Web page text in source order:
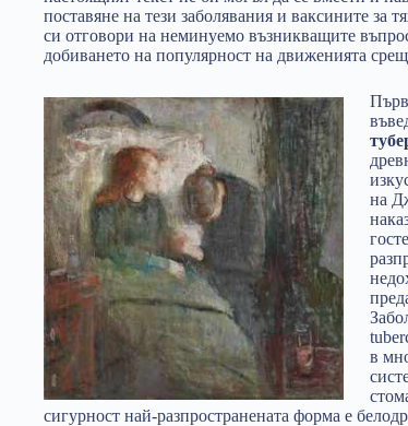
поставяне на тези заболявания и ваксините за
си отговори на неминуемо възникващите
добиването на популярност на движенията
на
в
сигурност най-разпространената форма е